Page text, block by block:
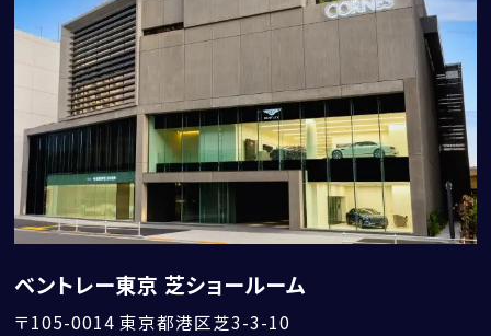
ベントレー東京 芝ショールーム
〒105-0014 東京都港区芝3-3-10